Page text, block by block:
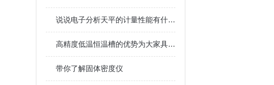
说说电子分析天平的计量性能有什么要求
高精度低温恒温槽的优势为大家具体介绍一下
带你了解固体密度仪